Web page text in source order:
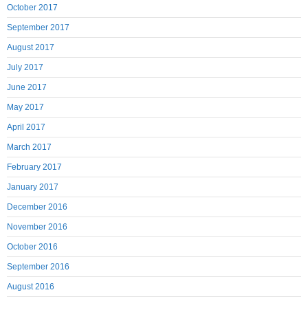
October 2017
September 2017
August 2017
July 2017
June 2017
May 2017
April 2017
March 2017
February 2017
January 2017
December 2016
November 2016
October 2016
September 2016
August 2016